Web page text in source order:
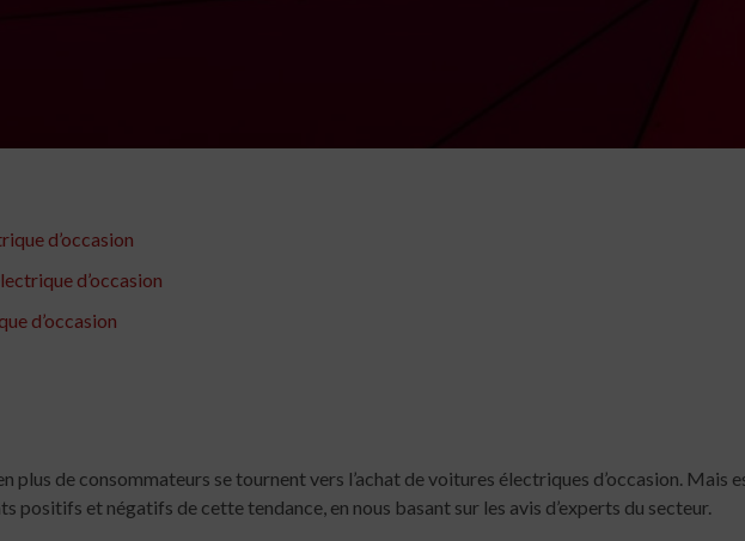
d’occasion
d’occasion
d’occasion
plus de consommateurs se tournent vers l’achat de voitures électriques d’occasion. Mais
positifs et négatifs de cette tendance, en nous basant sur les avis d’experts du secteur.